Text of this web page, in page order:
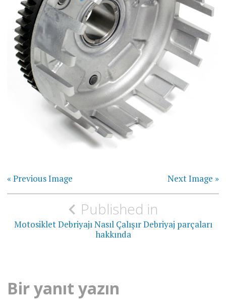
« Previous Image Next Image »
Yazı
gezinmesiPublished in
Motosiklet Debriyajı Nasıl Çalışır Debriyaj parçaları
hakkında
Bir yanıt yazın